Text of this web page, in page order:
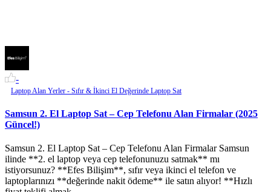
-
Laptop Alan Yerler - Sıfır & İkinci El Değerinde Laptop Sat
Samsun 2. El Laptop Sat – Cep Telefonu Alan Firmalar (2025
Güncel!)
Samsun 2. El Laptop Sat – Cep Telefonu Alan Firmalar Samsun
ilinde **2. el laptop veya cep telefonunuzu satmak** mı
istiyorsunuz? **Efes Bilişim**, sıfır veya ikinci el telefon ve
laptoplarınızı **değerinde nakit ödeme** ile satın alıyor! **Hızlı